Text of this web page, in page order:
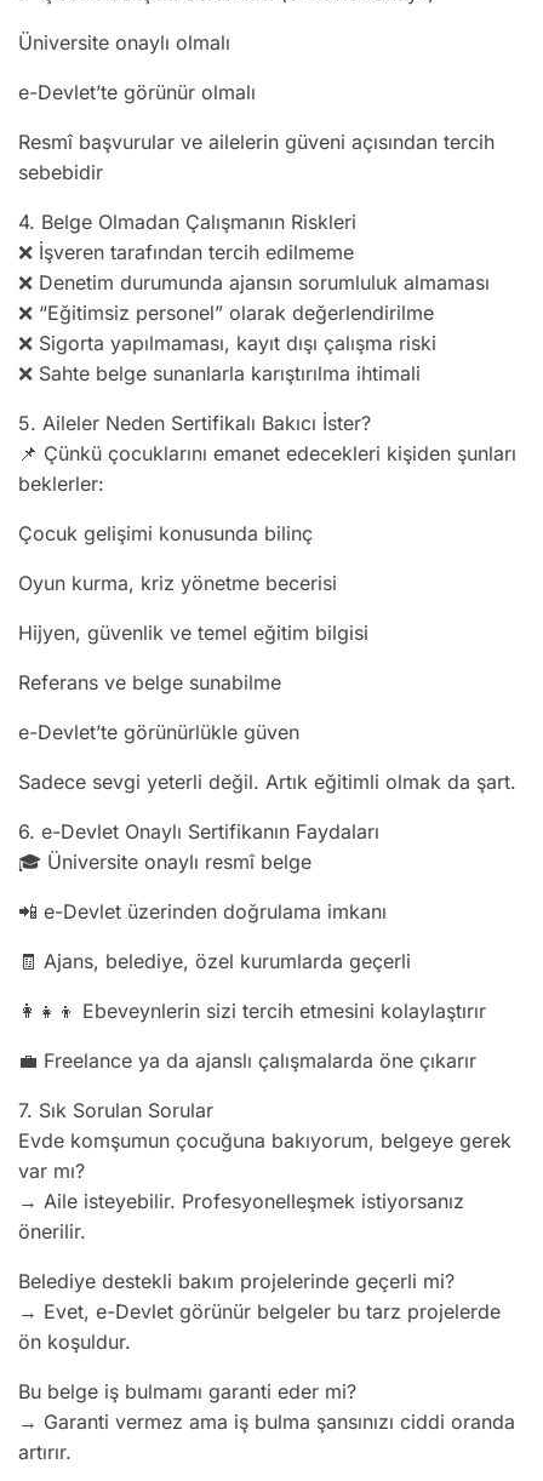
Üniversite onaylı olmalı
e-Devlet’te görünür olmalı
Resmî başvurular ve ailelerin güveni açısından tercih
sebebidir
4. Belge Olmadan Çalışmanın Riskleri
❌ İşveren tarafından tercih edilmeme
❌ Denetim durumunda ajansın sorumluluk almaması
❌ “Eğitimsiz personel” olarak değerlendirilme
❌ Sigorta yapılmaması, kayıt dışı çalışma riski
❌ Sahte belge sunanlarla karıştırılma ihtimali
5. Aileler Neden Sertifikalı Bakıcı İster?
📌 Çünkü çocuklarını emanet edecekleri kişiden şunları
beklerler:
Çocuk gelişimi konusunda bilinç
Oyun kurma, kriz yönetme becerisi
Hijyen, güvenlik ve temel eğitim bilgisi
Referans ve belge sunabilme
e-Devlet’te görünürlükle güven
Sadece sevgi yeterli değil. Artık eğitimli olmak da şart.
6. e-Devlet Onaylı Sertifikanın Faydaları
🎓 Üniversite onaylı resmî belge
📲 e-Devlet üzerinden doğrulama imkanı
🧾 Ajans, belediye, özel kurumlarda geçerli
👩‍👧‍👦 Ebeveynlerin sizi tercih etmesini kolaylaştırır
💼 Freelance ya da ajanslı çalışmalarda öne çıkarır
7. Sık Sorulan Sorular
Evde komşumun çocuğuna bakıyorum, belgeye gerek
var mı?
→ Aile isteyebilir. Profesyonelleşmek istiyorsanız
önerilir.
Belediye destekli bakım projelerinde geçerli mi?
→ Evet, e-Devlet görünür belgeler bu tarz projelerde
ön koşuldur.
Bu belge iş bulmamı garanti eder mi?
→ Garanti vermez ama iş bulma şansınızı ciddi oranda
artırır.